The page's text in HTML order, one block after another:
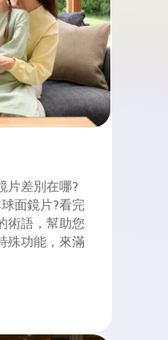
片差別在哪?
面鏡片?看完
術語，幫助您
殊功能，來滿